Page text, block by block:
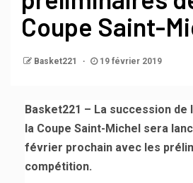
Coupe Saint-
Basket221 19 février 2019
Basket221 – La succession de
la Coupe Saint-Michel sera
février prochain avec les
compétition.